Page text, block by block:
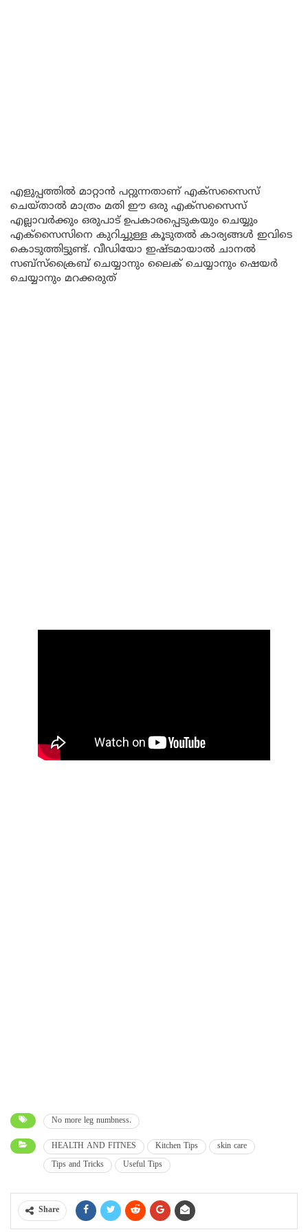
എളുപ്പത്തിൽ മാറ്റാൻ പറ്റുന്നതാണ് എക്സസൈസ്
ചെയ്താൽ മാത്രം മതി ഈ ഒരു എക്സസൈസ്
എല്ലാവർക്കും ഒരുപാട് ഉപകാരപ്പെടുകയും ചെയ്യും
എക്സൈസിനെ കുറിച്ചുള്ള കൂടുതൽ കാര്യങ്ങൾ ഇവിടെ
കൊടുത്തിട്ടുണ്ട്. വീഡിയോ ഇഷ്ടമായാൽ ചാനൽ
സബ്സ്ക്രൈബ് ചെയ്യാനും ലൈക് ചെയ്യാനും ഷെയർ
ചെയ്യാനും മറക്കരുത്
No more leg numbness.
HEALTH AND FITNES Kitchen Tips
skin care
Tips and Tricks
Useful Tips
Share